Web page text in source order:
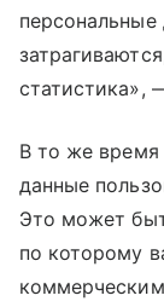
персональные
статистика»,
В то же время
данные
Это может
по которому